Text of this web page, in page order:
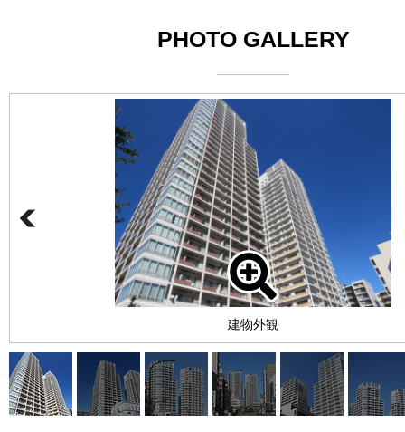
PHOTO GALLERY
建物外観